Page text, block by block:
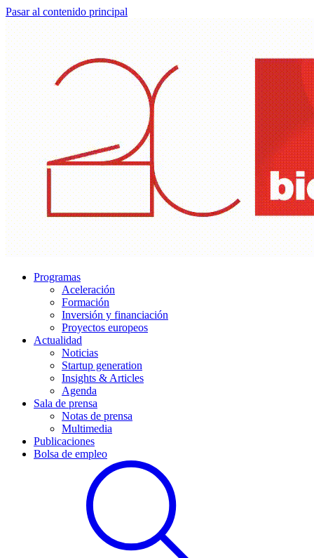
Pasar al contenido principal
Programas
Aceleración
Formación
Inversión y financiación
Proyectos europeos
Actualidad
Noticias
Startup generation
Insights & Articles
Agenda
Sala de prensa
Notas de prensa
Multimedia
Publicaciones
Bolsa de empleo